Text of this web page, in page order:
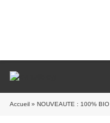
Accueil » NOUVEAUTE : 100% BIO